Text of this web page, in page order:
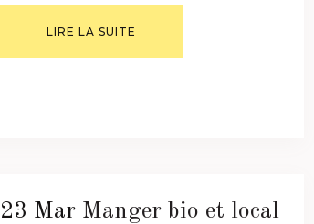
LIRE LA SUITE
23 Mar Manger bio et local